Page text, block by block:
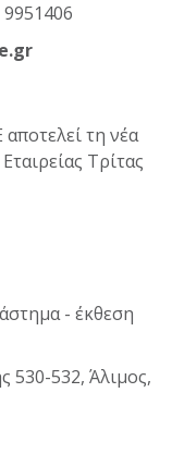
τη νέα
Τρίτας
- έκθεση
Άλιμος,